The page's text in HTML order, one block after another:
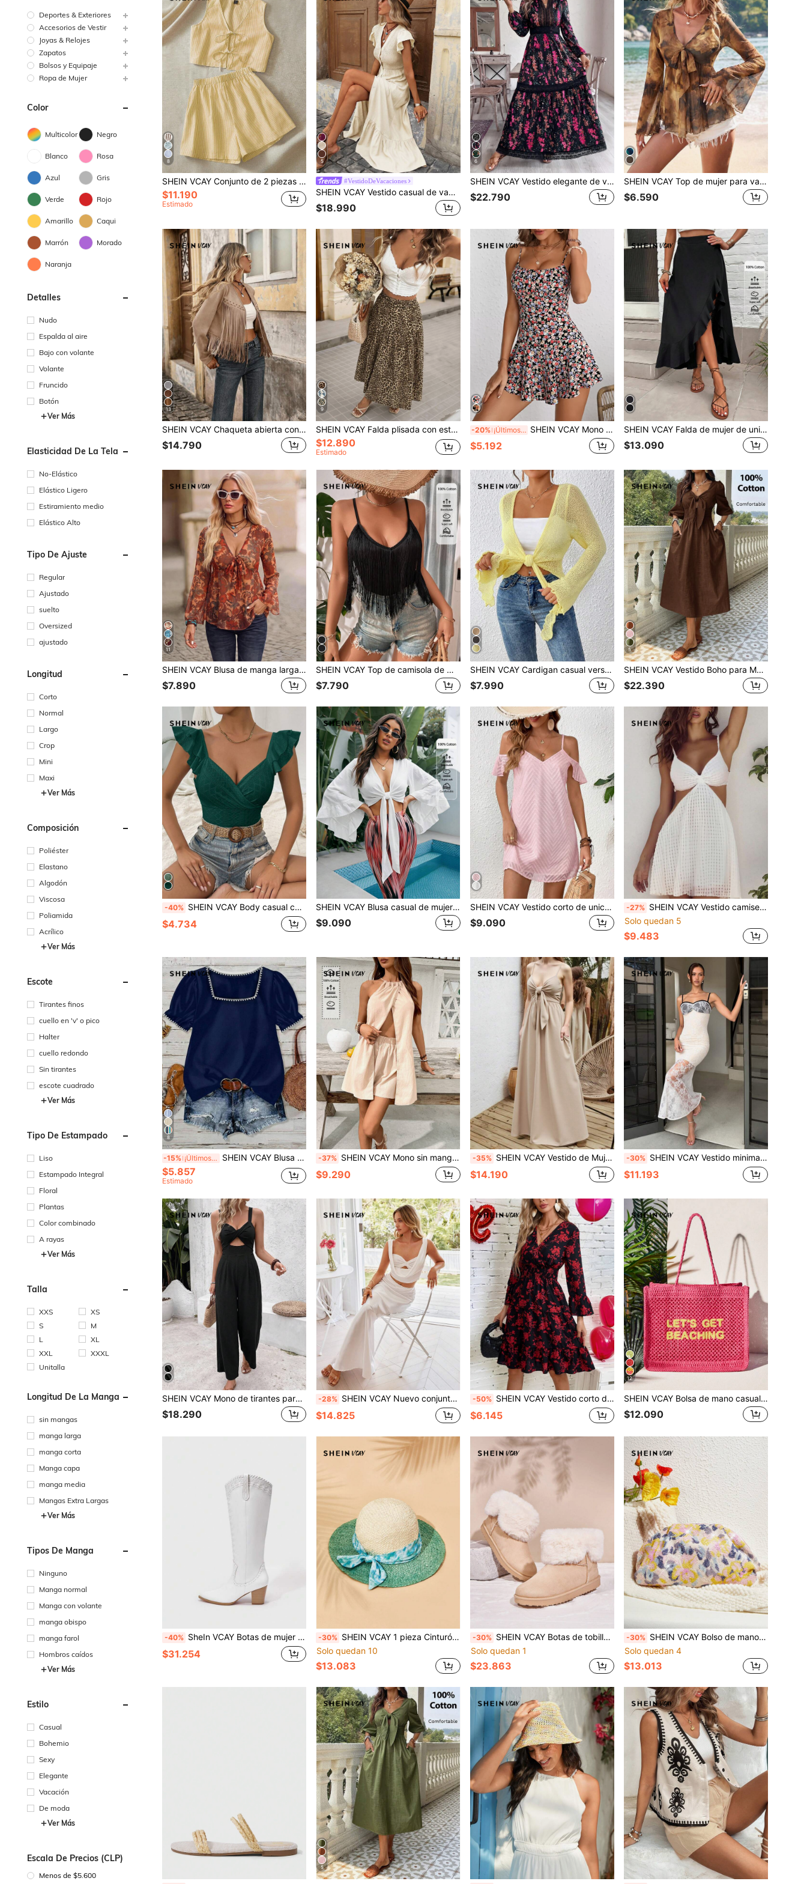
Deportes & Exteriores
Accesorios de Vestir
Joyas & Relojes
Zapatos
Bolsos y Equipaje
Ropa de Mujer
Color
Multicolor Negro
Blanco Rosa
Azul Gris
Verde Rojo
Amarillo Caqui
Marrón Morado
Naranja
Detalles
Nudo
Espalda al aire
Bajo con volante
Volante
Fruncido
Botón
Ver Más
Elasticidad De La Tela
No-Elástico
Elástico Ligero
Estiramiento medio
Elástico Alto
Tipo De Ajuste
Regular
Ajustado
suelto
Oversized
ajustado
Longitud
Corto
Normal
Largo
Crop
Mini
Maxi
Ver Más
Composición
Poliéster
Elastano
Algodón
Viscosa
Poliamida
Acrílico
Ver Más
Escote
Tirantes finos
cuello en 'v' o pico
Halter
cuello redondo
Sin tirantes
escote cuadrado
Ver Más
Tipo De Estampado
Liso
Estampado Integral
Floral
Plantas
Color combinado
A rayas
Ver Más
Talla
XXS
XS
S
M
L
XL
XXL
XXXL
Unitalla
Longitud De La Manga
sin mangas
manga larga
manga corta
Manga capa
manga media
Mangas Extra Largas
Ver Más
Tipos De Manga
Ninguno
Manga normal
Manga con volante
manga obispo
manga farol
Hombros caídos
Ver Más
Estilo
Casual
Bohemio
Sexy
Elegante
Vacación
De moda
Ver Más
Escala De Precios (CLP)
Menos de $5.600
8
SHEIN VCAY Conjunto de 2 piezas de top corto y shorts holgados de cintura alta con patrón de rayas tejido casual para mujer
$11.190
Estimado
5
#VestidoDeVacaciones
SHEIN VCAY Vestido casual de vacaciones para mujer con fruncido, mangas volantes, dobladillo con volantes, tela texturizada, primavera/verano
$18.990
6
SHEIN VCAY Vestido elegante de vacaciones con estampado floral y patchwork de encaje para mujer
$22.790
SHEIN VCAY Top de mujer para vacaciones con cuello en V, manga larga, estampado tie-dye y lazo
$6.590
13
SHEIN VCAY Chaqueta abierta con ribete de borlas de unicolor para mujer
$14.790
9
SHEIN VCAY Falda plisada con estampado de leopardo línea A para mujer
$12.890
Estimado
-20% ¡Últimos 2 días SHEIN VCAY Mono de tirantes con estampado floral
$5.192
SHEIN VCAY Falda de mujer de unicolor tejida con volantes en el bajo y abertura para vacaciones
$13.090
11
SHEIN VCAY Blusa de manga larga con estampado floral y nudo delantero para mujer, ideal para vacaciones
$7.890
SHEIN VCAY Top de camisola de mujer de unicolor con diseño de borlas, casual y versátil para uso diario
$7.790
SHEIN VCAY Cardigan casual versátil de unicolor con nudo delantero para mujer
$7.990
5
SHEIN VCAY Vestido Boho para Mujer Primavera Verano Marrón Lino con Lazo Delantero Vestido Midi de Sol Ropa de Playa para Mujer Atuendos de Playa Mujer Rave Festival Vacaciones Nash
$22.390
-40% SHEIN VCAY Body casual con mangas de vuelo y bordado calado
$4.734
SHEIN VCAY Blusa casual de mujer de unicolor con tejido y ribete de volantes
$9.090
SHEIN VCAY Vestido corto de unicolor con hombros descubiertos de moda para vacaciones, vestido mini de verano 2026 con escote en V, tirantes finos y hombros descubiertos en color rosa claro, vestido holgado con mangas con volantes y línea A, vestido casual de playa de deseo puro para vacaciones, vestido elegante para citas en la playa, vestidos de verano casuales para mujer, vestido Zanea de mujer chic para resort
$9.090
-27% SHEIN VCAY Vestido camisero mini de mujer de unicolor con drapeado en el pecho y diseño calado
Solo quedan 5
$9.483
8
-15% ¡Últimos 3 días SHEIN VCAY Blusa casual de cuello cuadrado con estampado para mujer, adecuada para vacaciones de primavera/verano
$5.857
Estimado
-37% SHEIN VCAY Mono sin mangas de unicolor minimalista para mujer, adecuado para el verano
$9.290
-35% SHEIN VCAY Vestido de Mujer Elegante de unicolor con Tirantes
$14.190
-30% SHEIN VCAY Vestido minimalista y de moda extra largo, adecuado para el verano, adecuado para vacaciones casuales de primavera/verano, pantalones para mujer para la playa de vacaciones, ropa de mujer de estilo bohemio, atuendo para concierto de música country, atuendo para festivales de vacaciones
$11.193
SHEIN VCAY Mono de tirantes para mujer de verano con nudo delantero, abertura y pierna ancha
$18.290
-28% SHEIN VCAY Nuevo conjunto de 2 piezas de top corto de satén de unicolor con cuello en V profundo y sin mangas y falda larga de cintura alta, atuendo de vacaciones para mujer, vestidos de verano para vacaciones, atuendo de vacaciones en la playa, ropa de mujer para vacaciones tropicales, atuendos de verano para mujeres, blanco, conjunto de dos piezas para mujeres, vestidos elegantes para mujeres, carnaval, vestidos blancos elegantes y clásicos, adecuados para fiesta, cita, té de la tarde, atuendo de verano, vacaciones en la playa, festival de música
$14.825
-50% SHEIN VCAY Vestido corto de manga larga con estampado floral vintage informal para mujeres, otoño
$6.145
12
SHEIN VCAY Bolsa de mano casual de vacaciones con bordado de letras y diseño calado
$12.090
-40% SheIn VCAY Botas de mujer elegantes de tacón grueso y punta afilada estilo botas vaqueras
$31.254
-30% SHEIN VCAY 1 pieza Cinturón trenzado de estilo bohemio con hebilla redonda de hilo dorado hecho a mano de ganchillo con estilo básico lindo para mujer, adecuado para playa, picnic, vacaciones, escuela
Solo quedan 10
$13.083
-30% SHEIN VCAY Botas de tobillo cómodas, versátiles y de moda para mujer
Solo quedan 1
$23.863
-30% SHEIN VCAY Bolso de mano asimétrico (diseño al azar)
Solo quedan 4
$13.013
5